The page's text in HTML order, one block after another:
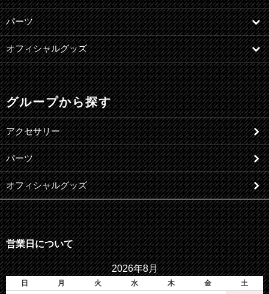
パーツ
オフィシャルグッズ
グループから探す
アクセサリー
パーツ
オフィシャルグッズ
営業日について
2026年8月
日 月 火 水 木 金
土